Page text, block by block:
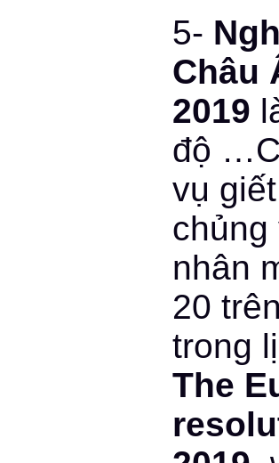
5-
Châu
2019
độ
vụ
chủng
nhân
20
trong
The